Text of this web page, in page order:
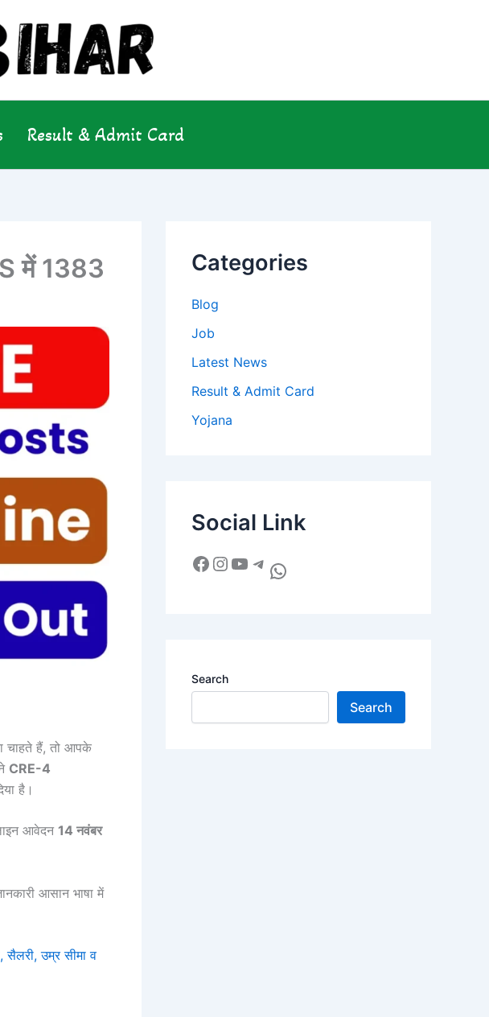
Result & Admit Card
में 1383
चाहते हैं, तो आपके
CRE-4
है।
आवेदन 14 नवंबर
आसान भाषा में
उम्र सीमा व
Categories
Blog
Job
Latest News
Result & Admit Card
Yojana
Social Link
Search
Search